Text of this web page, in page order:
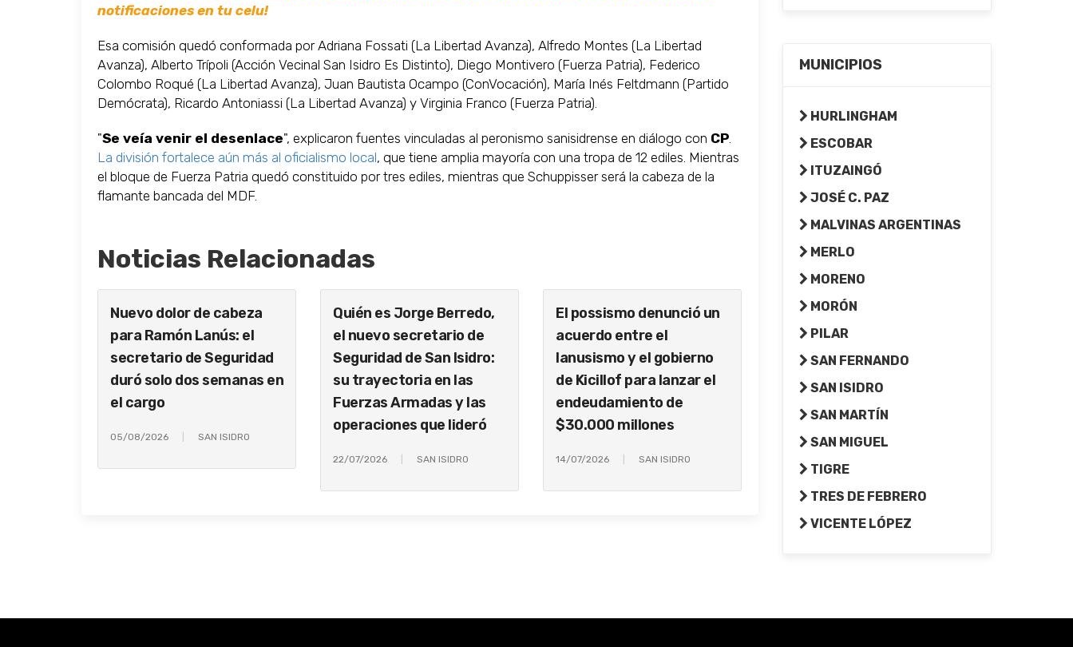
notificaciones en tu celu!
Esa comisión quedó conformada por Adriana Fossati (La Libertad Avanza), Alfredo Montes (La Libertad
Avanza), Alberto Trípoli (Acción Vecinal San Isidro Es Distinto), Diego Montivero (Fuerza Patria), Federico
Colombo Roqué (La Libertad Avanza), Juan Bautista Ocampo (ConVocación), María Inés Feltdmann (Partido
Demócrata), Ricardo Antoniassi (La Libertad Avanza) y Virginia Franco (Fuerza Patria).
"Se veía venir el desenlace", explicaron fuentes vinculadas al peronismo sanisidrense en diálogo con CP.
La división fortalece aún más al oficialismo local, que tiene amplia mayoría con una tropa de 12 ediles. Mientras
el bloque de Fuerza Patria quedó constituido por tres ediles, mientras que Schuppisser será la cabeza de la
flamante bancada del MDF.
Noticias Relacionadas
Nuevo dolor de cabeza
para Ramón Lanús: el
secretario de Seguridad
duró solo dos semanas en
el cargo
05/08/2026 SAN ISIDRO
Quién es Jorge Berredo,
el nuevo secretario de
Seguridad de San Isidro:
su trayectoria en las
Fuerzas Armadas y las
operaciones que lideró
22/07/2026 SAN ISIDRO
El possismo denunció un
acuerdo entre el
lanusismo y el gobierno
de Kicillof para lanzar el
endeudamiento de
$30.000 millones
14/07/2026 SAN ISIDRO
MUNICIPIOS
HURLINGHAM
ESCOBAR
ITUZAINGÓ
JOSÉ C. PAZ
MALVINAS ARGENTINAS
MERLO
MORENO
MORÓN
PILAR
SAN FERNANDO
SAN ISIDRO
SAN MARTÍN
SAN MIGUEL
TIGRE
TRES DE FEBRERO
VICENTE LÓPEZ